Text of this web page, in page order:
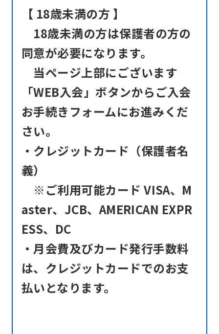
【 18歳未満の方 】
18歳未満の方は保護者の方の
同意が必要になります。
当ページ上部にございます
「WEB入会」ボタンからご入会
お手続きフォームにお進みくだ
さい。
・クレジットカード（保護者名
義）
※ご利用可能カード VISA、M
aster、JCB、AMERICAN EXPR
ESS、DC
・月会費及びカード発行手数料
は、クレジットカードでのお支
払いとなります。
service,
the
Japanese
version
of
this
website
translated
so
may
be
an